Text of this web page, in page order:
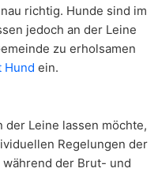
richtig. Hunde sind im
jedoch an der Leine
zu erholsamen
Hund ein.
der Leine lassen möchte,
Regelungen der
der Brut- und